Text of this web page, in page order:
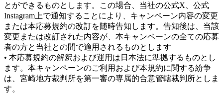
とができるものとします。この場合、当社の公式X、公式
Instagram上で通知することにより、キャンペーン内容の変更
または本応募規約の改訂を随時告知します。告知後は、当該
変更または改訂された内容が、本キャンペーンの全ての応募
者の方と当社との間で適用されるものとします
• 本応募規約の解釈および運用は日本法に準拠するものとし
ます。本キャンペーンのご利用および本規約に関する紛争
は、宮崎地方裁判所を第一審の専属的合意管轄裁判所としま
す。